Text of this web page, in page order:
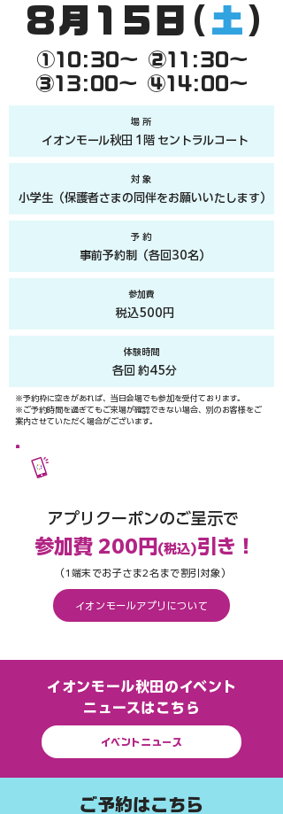
8月15日( 土 )
①10:30〜 ②11:30〜
③13:00〜 ④14:00〜
​場 所
イオンモール秋田 1階 セントラルコート
​対 象
​小学生（保護者さまの同伴をお願いいたします）
​予 約​
​事前予約制（各回30名）​
​参加費
税込500円
​体験時間
​各回 約45分
※予約枠に空きがあれば、当日会場でも参加を受付ております。​
​※ご予約時間を過ぎてもご来場が確認できない場合、別のお客様をご
案内させていただく場合がございます。
​アプリクーポンのご呈示で
参加費 200円 (税込)引き！
（1端末でお子さま2名まで割引対象）
イオンモールアプリについて
​イオンモール秋田のイベント
ニュースはこちら
イベントニュース
​ご予約はこちら